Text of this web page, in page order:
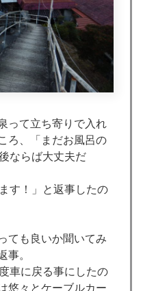
って立ち寄りで入れ
ろ、「まだお風呂の
ならば大丈夫だ
す！」と返事したの
ても良いか聞いてみ
事。
車に戻る事にしたの
悠々とケーブルカー